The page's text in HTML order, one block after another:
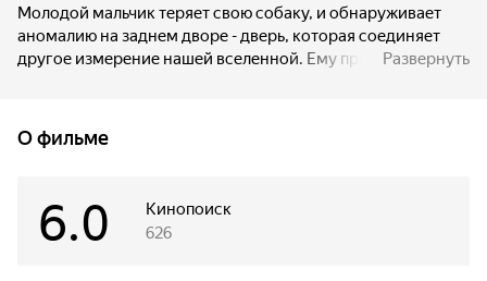
Молодой мальчик теряет свою собаку, и обнаруживает
аномалию на заднем дворе - дверь, которая соединяет
другое измерение нашей вселенной. Ему приходится
навсегда закрыть дверь прежде, чем это создаст огромное
отчуждение, которое могло бы разрушить обе вселенные.
Развернуть
О фильме
Кинопоиск
6.0 626